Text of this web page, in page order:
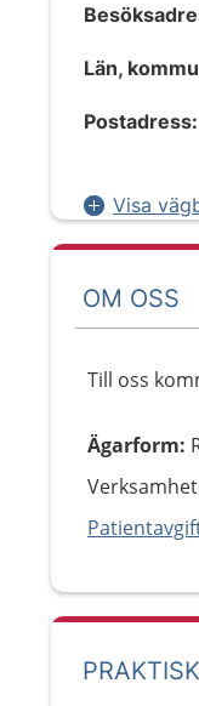
Län,
Postadress:
Visa
OM OSS
Till oss
Ägarform: